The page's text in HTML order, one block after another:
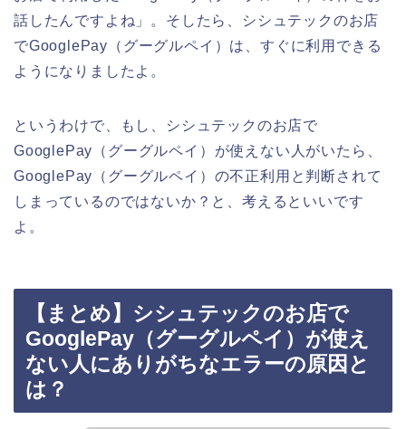
話したんですよね」。そしたら、シシュテックのお店
でGooglePay（グーグルペイ）は、すぐに利用できる
ようになりましたよ。
というわけで、もし、シシュテックのお店で
GooglePay（グーグルペイ）が使えない人がいたら、
GooglePay（グーグルペイ）の不正利用と判断されて
しまっているのではないか？と、考えるといいです
よ。
【まとめ】シシュテックのお店で
GooglePay（グーグルペイ）が使え
ない人にありがちなエラーの原因と
は？